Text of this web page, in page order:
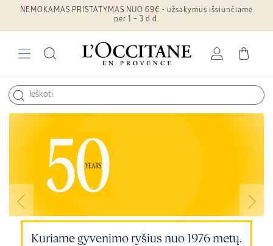
Eiti į turinį
NEMOKAMAS PRISTATYMAS NUO 69€ - užsakymus išsiunčiame
per 1 – 3 d.d.
PrisijungtiKrepšelis
Kuriame gyvenimo ryšius nuo 1976 metų.